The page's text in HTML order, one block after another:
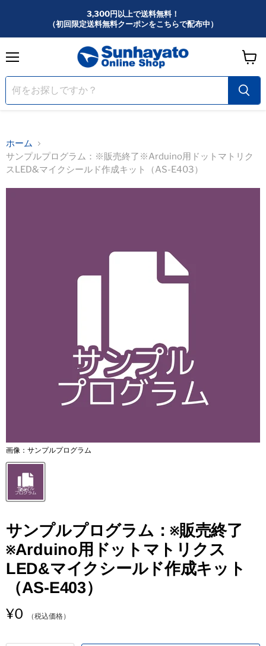
3,300円以上で送料無料！
（初回限定送料無料クーポンをこちらで配布中）
ニ
ュ
ー
ー
ト
を
ホーム
サンプルプログラム：※販売終了※Arduino用ドットマトリク
スLED&マイクシールド作成キット（AS-E403）
画像：サンプルプログラム
サンプルプログラム：※販売終了
※Arduino用ドットマトリクス
LED&マイクシールド作成キット
（AS-E403）
¥0 （税込価格）